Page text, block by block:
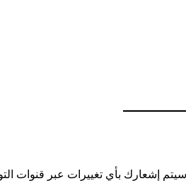
إشعارك بأي تغييرات عبر قنوات